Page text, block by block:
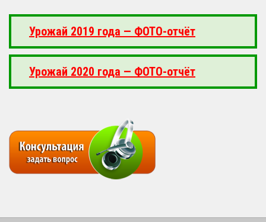
Урожай 2019 года — ФОТО-отчёт
Урожай 2020 года — ФОТО-отчёт